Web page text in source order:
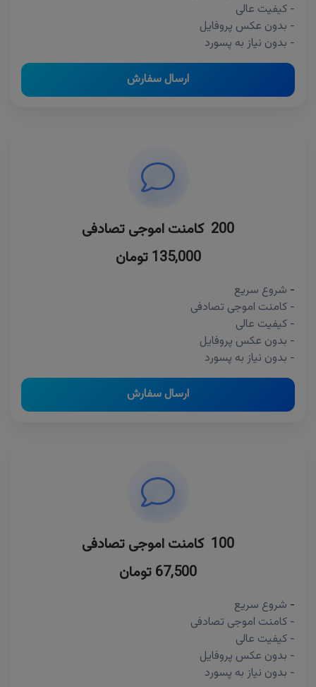
- کیفیت عالی
- بدون عکس پروفایل
- بدون نیاز به پسورد
ارسال سفارش
200 کامنت اموجی تصادفی
135,000 تومان
- شروع سریع
- کامنت اموجی تصادفی
- کیفیت عالی
- بدون عکس پروفایل
- بدون نیاز به پسورد
ارسال سفارش
100 کامنت اموجی تصادفی
67,500 تومان
- شروع سریع
- کامنت اموجی تصادفی
- کیفیت عالی
- بدون عکس پروفایل
- بدون نیاز به پسورد